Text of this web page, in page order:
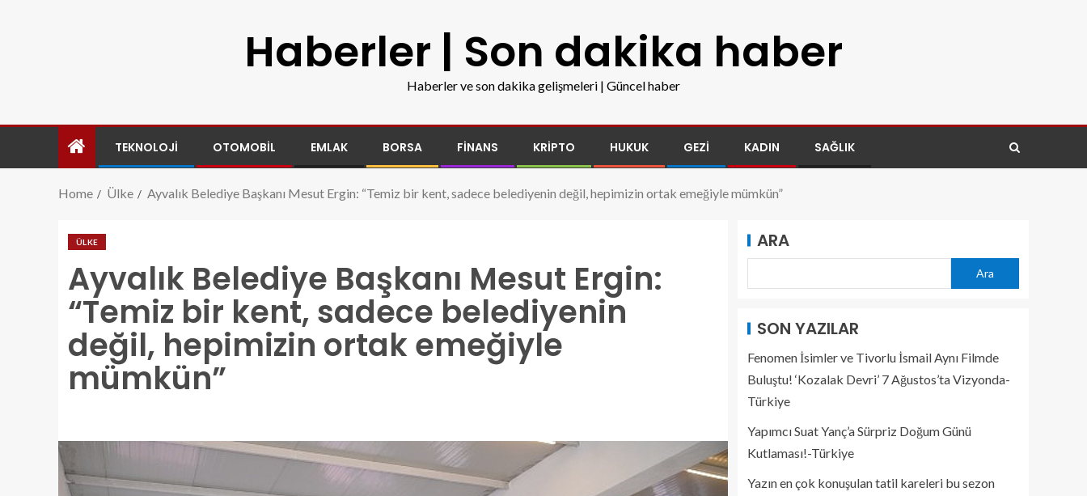
Haberler | Son dakika haber
Haberler ve son dakika gelişmeleri | Güncel haber
TEKNOLOJI OTOMOBIL EMLAK BORSA FINANS KRIPTO HUKUK GEZI KADIN SAĞLIK
Home Ülke Ayvalık Belediye Başkanı Mesut Ergin: “Temiz bir kent, sadece belediyenin değil, hepimizin ortak emeğiyle mümkün”
ÜLKE
Ayvalık Belediye Başkanı Mesut Ergin:
“Temiz bir kent, sadece belediyenin
değil, hepimizin ortak emeğiyle
mümkün”
ARA
Ara
SON YAZILAR
Fenomen İsimler ve Tivorlu İsmail Aynı Filmde
Buluştu! ‘Kozalak Devri’ 7 Ağustos’ta Vizyonda-
Türkiye
Yapımcı Suat Yanç’a Sürpriz Doğum Günü
Kutlaması!-Türkiye
Yazın en çok konuşulan tatil kareleri bu sezon